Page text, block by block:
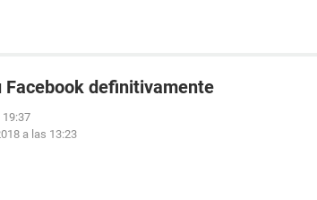
definitivamente
19:37
a las 13:23